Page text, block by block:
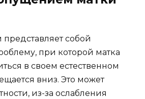
собой
при которой матка
в своем естественном
вниз. Это может
из-за ослабления